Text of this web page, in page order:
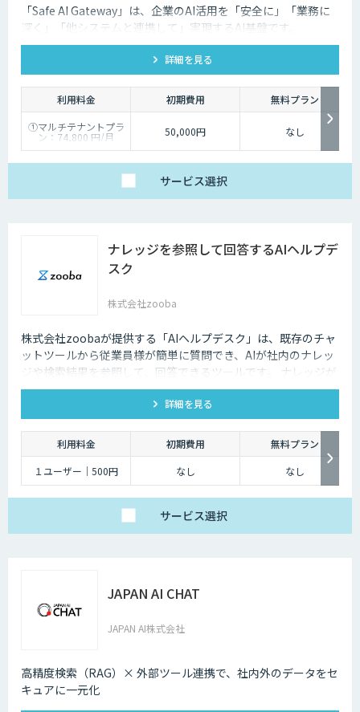
「Safe AI Gateway」は、企業のAI活用を「安全に」「業務に
深く」「他システムと連携して」実現するAI基盤です。
kintone・Salesforce連携にも対応します。
詳細を見る
利用料金 初期費用
無料プラン
①マルチテナントプラ
ン：74,800 円/月
②スタータープラン：
149,800円/月
50,000円 なし
サービス選択
ナレッジを参照して回答するAIヘルプデ
スク
株式会社zooba
株式会社zoobaが提供する「AIヘルプデスク」は、既存のチャ
ットツールから従業員様が簡単に質問でき、AIが社内のナレッ
ジや検索結果を参照して、回答できるツールです。 ナレッジが
ないものは、チケットが作成され、フィードバックを行うこと
でナレッジを追加が可能です。詳細を見る
利用料金 初期費用
無料プラン
１ユーザー｜500円
なし なし
サービス選択
JAPAN AI CHAT
JAPAN AI株式会社
高精度検索（RAG）× 外部ツール連携で、社内外のデータをセ
キュアに一元化